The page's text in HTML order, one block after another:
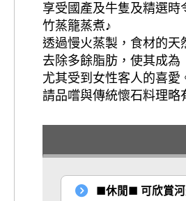
享受國產及牛隻及精選時
竹蒸籠蒸煮♪
透過慢火蒸製，食材的天
去除多餘脂肪，使其成為
尤其受到女性客人的喜愛
請品嚐與傳統懷石料理略
■休閒■ 可欣賞河